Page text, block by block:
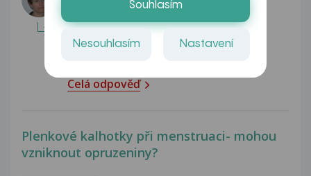
MUDr. Andrea Vocilková
Zdravím, zřejmě jste na počátku velmi
správně zahojil kvasinkovou infekci.
Celá odpověď
Plenkové kalhotky při menstruaci- mohou
vzniknout opruzeniny?
Souhlasím
Nesouhlasím Nastavení